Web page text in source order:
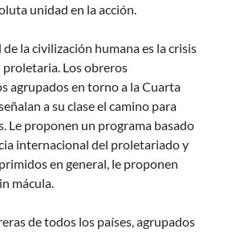
unidad en la acción.
de la civilización humana es la crisis
proletaria. Los obreros
agrupados en torno a la Cuarta
a su clase el camino para
Le proponen un programa basado
internacional del proletariado y
en general, le proponen
mácula.
de todos los países, agrupados